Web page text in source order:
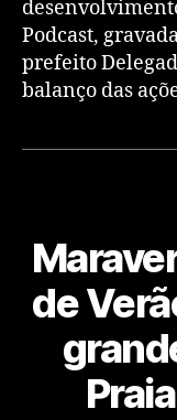
Podcast,
prefeito
balanço das
de